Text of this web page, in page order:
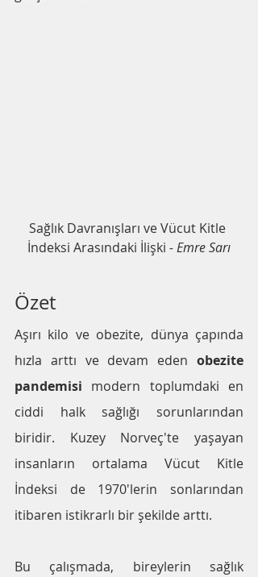
Sağlık Davranışları ve Vücut Kitle
İndeksi Arasındaki İlişki - Emre Sarı
Özet
Aşırı kilo ve obezite, dünya çapında
hızla arttı ve devam eden obezite
pandemisi modern toplumdaki en
ciddi halk sağlığı sorunlarından
biridir. Kuzey Norveç'te yaşayan
insanların ortalama Vücut Kitle
İndeksi de 1970'lerin sonlarından
itibaren istikrarlı bir şekilde arttı.
Bu çalışmada, bireylerin sağlık